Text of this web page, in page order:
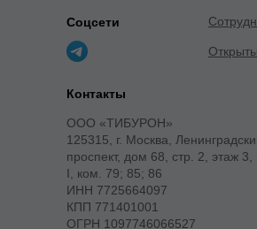
ООО «ТИБУРОН»
125315, г. Москва,
проспект, дом 68, стр. 2, этаж 3,
I, ком. 79; 85; 86
ИНН 7725664097
КПП 771401001
ОГРН 1097746066527
Контакты
Соцсети